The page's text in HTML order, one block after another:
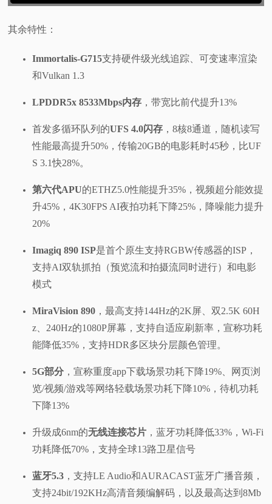
其余特性：
Immortalis-G715支持硬件级光线追踪、可变速率渲染
和Vulkan 1.3
LPDDR5x 8533Mbps内存 ，带宽比前代提升13%
首发多循环队列的UFS 4.0闪存 ，8核8通道，随机读写
性能最高提升50%，传输20GB的电影耗时45秒，比UF
S 3.1快28%。
第六代APU的ETHZ5.0性能提升35%，视频超分能效提
升45%，4K30FPS AI夜拍功耗下降25%，降噪能力提升
20%
Imagiq 890 ISP是首个原生支持RGBW传感器的ISP，
支持AI双轨抓拍（预览流和拍摄流同时进行）和电影
模式
MiraVision 890 ，最高支持144Hz的2K屏、双2.5K 60H
z、240Hz的1080P屏幕，支持自适应刷新率，宣称功耗
能降低35%，支持HDR多区块分层颜色管理。
5G部分 ，宣称重度app下载场景功耗下降19%、网页浏
览/视频/游戏等网络轻载场景功耗下降10%，待机功耗
下降13%
升级成6nm的无线连接芯片 ，蓝牙功耗降低33%，Wi-Fi
功耗降低70%，支持全球13路卫星信号
蓝牙5.3 ，支持LE Audio和AURACAST蓝牙广播音频，
支持24bit/192KHz高清音频编解码，以及最高达到8Mb